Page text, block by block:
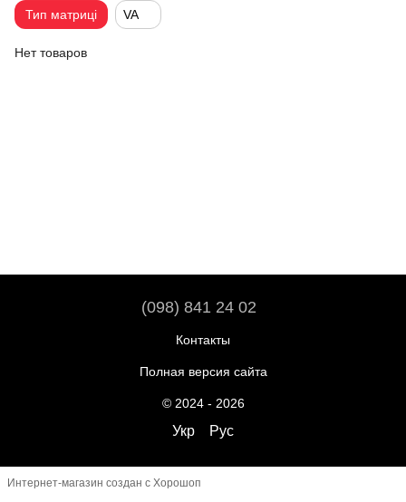
Тип матриці VA
Нет товаров
(098) 841 24 02
Контакты
Полная версия сайта
© 2024 - 2026
Укр Рус
Интернет-магазин создан с Хорошоп